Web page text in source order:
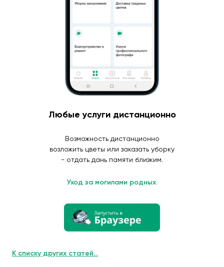
Любые услуги дистанционно
Возможность дистанционно
возложить цветы или заказать уборку
- отдать дань памяти близким.
Уход за могилами родных.
К списку других статей...